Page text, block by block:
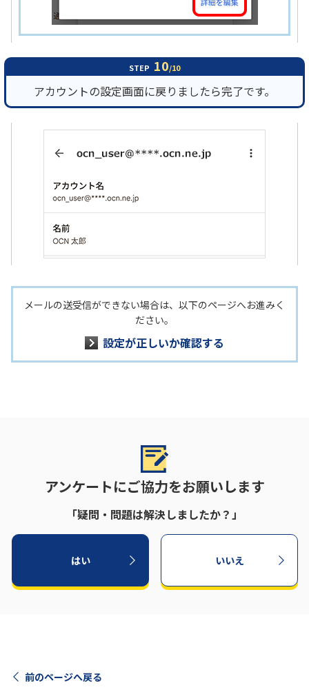
STEP 10/10
アカウントの設定画面に戻りましたら完了です。
メールの送受信ができない場合は、以下のページへお進みく
ださい。
設定が正しいか確認する
アンケートにご協力をお願いします
「疑問・問題は解決しましたか？」
はい いいえ
前のページへ戻る